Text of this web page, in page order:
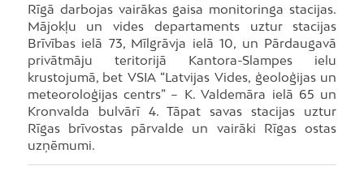
Rīgā darbojas vairākas gaisa monitoringa stacijas.
Mājokļu un vides departaments uztur stacijas
Brīvības ielā 73, Mīlgrāvja ielā 10, un Pārdaugavā
privātmāju teritorijā Kantora-Slampes ielu
krustojumā, bet VSIA “Latvijas Vides, ģeoloģijas un
meteoroloģijas centrs” – K. Valdemāra ielā 65 un
Kronvalda bulvārī 4. Tāpat savas stacijas uztur
Rīgas brīvostas pārvalde un vairāki Rīgas ostas
uzņēmumi.